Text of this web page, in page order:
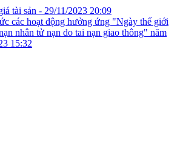
tài sản - 29/11/2023 20:09
các hoạt động hưởng ứng "Ngày thế giới
nhân tử nạn do tai nạn giao thông" năm
15:32